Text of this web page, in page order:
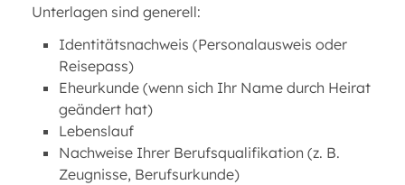
Unterlagen sind generell:
Identitätsnachweis (Personalausweis oder
Reisepass)
Eheurkunde (wenn sich Ihr Name durch Heirat
geändert hat)
Lebenslauf
Nachweise Ihrer Berufsqualifikation (z. B.
Zeugnisse, Berufsurkunde)